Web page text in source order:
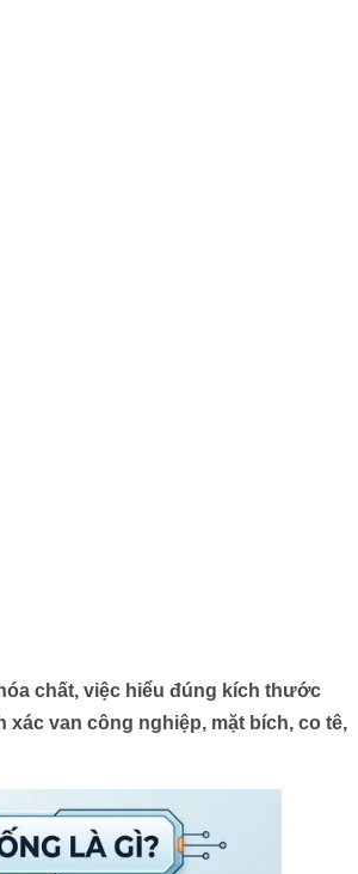
chất, việc hiểu đúng kích thước
xác van công nghiệp, mặt bích, co tê,